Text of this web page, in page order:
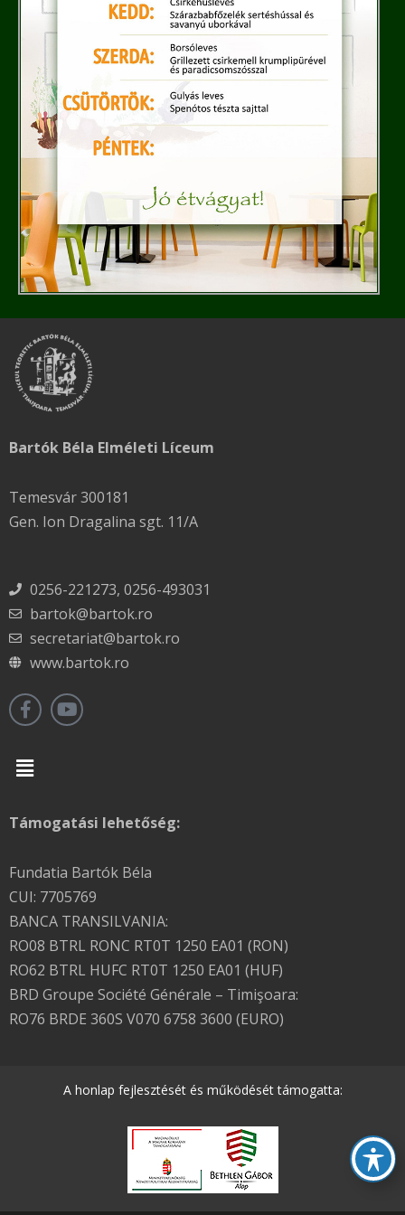
Bartók Béla Elméleti Líceum
Temesvár 300181
Gen. Ion Dragalina sgt. 11/A
0256-221273, 0256-493031
bartok@bartok.ro
secretariat@bartok.ro
www.bartok.ro
Menu
Támogatási lehetőség:
Fundatia Bartók Béla
CUI: 7705769
BANCA TRANSILVANIA:
RO08 BTRL RONC RT0T 1250 EA01 (RON)
RO62 BTRL HUFC RT0T 1250 EA01 (HUF)
BRD Groupe Société Générale – Timişoara:
RO76 BRDE 360S V070 6758 3600 (EURO)
A honlap fejlesztését és működését támogatta: